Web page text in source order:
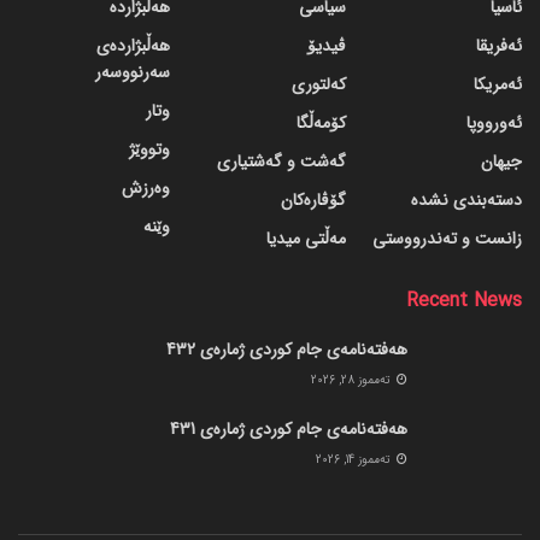
ئاسیا
ئەفریقا
ئەمریکا
ئەورووپا
جیهان
دسته‌بندی نشده
زانست و تەندرووستی
سیاسی
ڤیدیۆ
کەلتوری
کۆمەڵگا
گه‌شت و گه‌شتیاری
گۆڤاره‌کان
مەڵتی میدیا
هەڵبژاردە
هەڵبژاردەی
سەرنووسەر
وتار
وتووێژ
وەرزش
وێنە
Recent News
هەفتەنامەی جام کوردی ژمارەی 432
ته‌مموز 28, 2026
هەفتەنامەی جام کوردی ژمارەی 431
ته‌مموز 14, 2026